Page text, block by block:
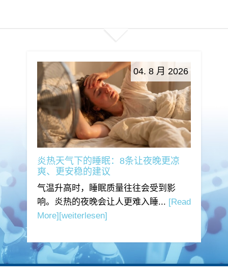
04. 8 月 2026
炎热天气下的睡眠：8条让夜晚更凉
爽、更安稳的建议
气温升高时，睡眠质量往往会受到影
响。炎热的夜晚会让人更难入睡... [Read
More][weiterlesen]